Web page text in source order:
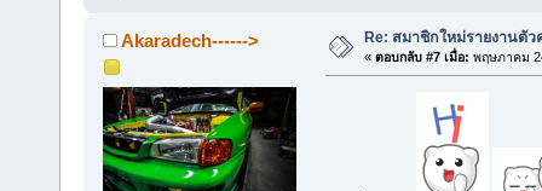
Akaradech------> Re: สมาชิกใหม่รายงานตัว
« ตอบกลับ #7 เมื่อ: พฤษภาคม